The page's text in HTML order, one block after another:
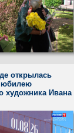
открылась
юбилею
художника Ивана